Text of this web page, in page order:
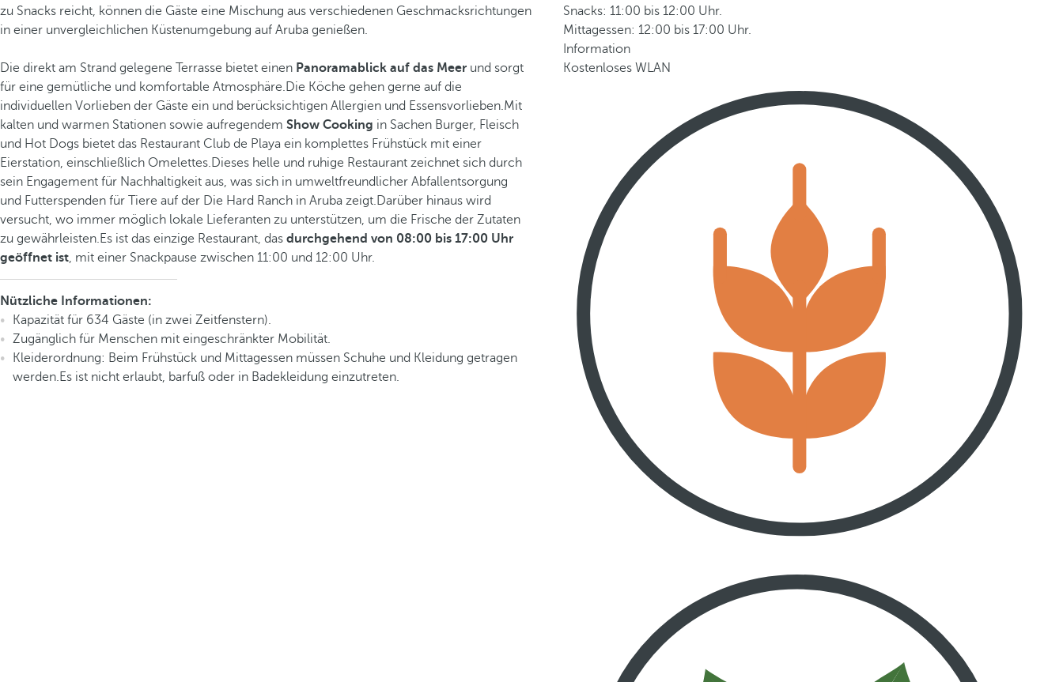
zu Snacks reicht, können die Gäste eine Mischung aus verschiedenen Geschmacksrichtungen
in einer unvergleichlichen Küstenumgebung auf Aruba genießen.
Die direkt am Strand gelegene Terrasse bietet einen Panoramablick auf das Meer und sorgt
für eine gemütliche und komfortable Atmosphäre.Die Köche gehen gerne auf die
individuellen Vorlieben der Gäste ein und berücksichtigen Allergien und Essensvorlieben.Mit
kalten und warmen Stationen sowie aufregendem Show Cooking in Sachen Burger, Fleisch
und Hot Dogs bietet das Restaurant Club de Playa ein komplettes Frühstück mit einer
Eierstation, einschließlich Omelettes.Dieses helle und ruhige Restaurant zeichnet sich durch
sein Engagement für Nachhaltigkeit aus, was sich in umweltfreundlicher Abfallentsorgung
und Futterspenden für Tiere auf der Die Hard Ranch in Aruba zeigt.Darüber hinaus wird
versucht, wo immer möglich lokale Lieferanten zu unterstützen, um die Frische der Zutaten
zu gewährleisten.Es ist das einzige Restaurant, das durchgehend von 08:00 bis 17:00 Uhr
geöffnet ist, mit einer Snackpause zwischen 11:00 und 12:00 Uhr.
Nützliche Informationen:
Kapazität für 634 Gäste (in zwei Zeitfenstern).
Zugänglich für Menschen mit eingeschränkter Mobilität.
Kleiderordnung: Beim Frühstück und Mittagessen müssen Schuhe und Kleidung getragen
werden.Es ist nicht erlaubt, barfuß oder in Badekleidung einzutreten.
Snacks: 11:00 bis 12:00 Uhr.
Mittagessen: 12:00 bis 17:00 Uhr.
Information
Kostenloses WLAN